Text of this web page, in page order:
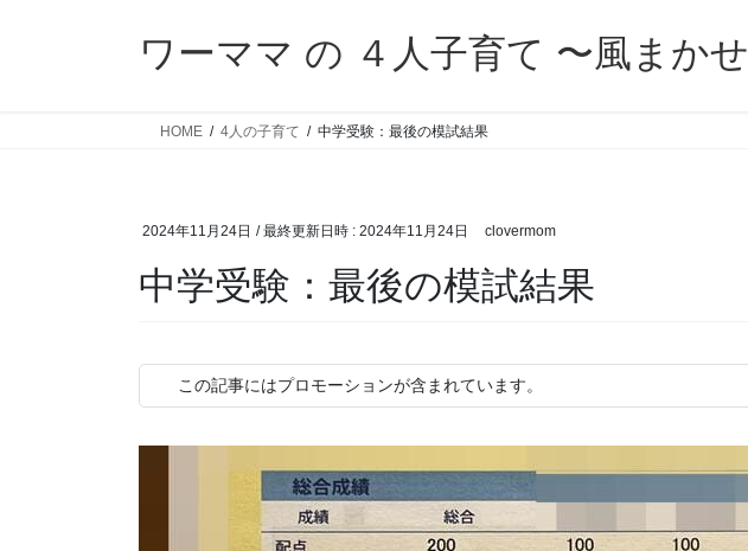
ワーママ の ４人子育て 〜風まかせ
HOME 4人の子育て 中学受験：最後の模試結果
2024年11月24日 / 最終更新日時 : 2024年11月24日 clovermom
中学受験：最後の模試結果
この記事にはプロモーションが含まれています。